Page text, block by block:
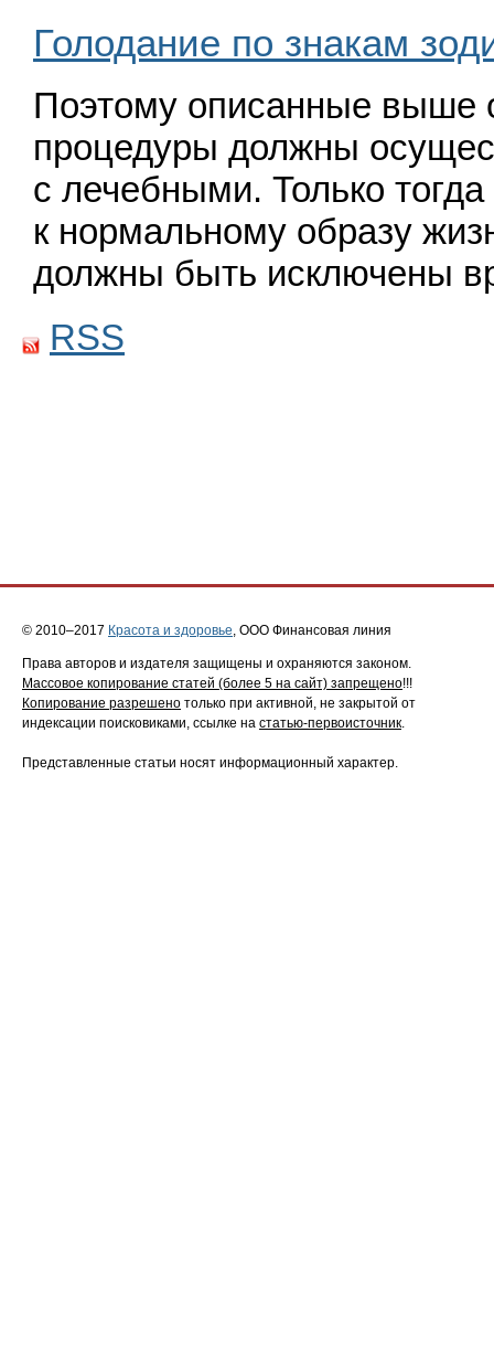
Голодание по знакам
Поэтому описанные выше
процедуры должны
с лечебными. Только
к нормальному образу
должны быть исключены
RSS
© 2010–2017 Красота и здоровье, ООО Финансовая линия
Права авторов и издателя защищены и охраняются законом.
Массовое копирование статей (более 5 на сайт) запрещено!!!
Копирование разрешено только при активной, не закрытой от
индексации поисковиками, ссылке на статью-первоисточник.
Представленные статьи носят информационный характер.